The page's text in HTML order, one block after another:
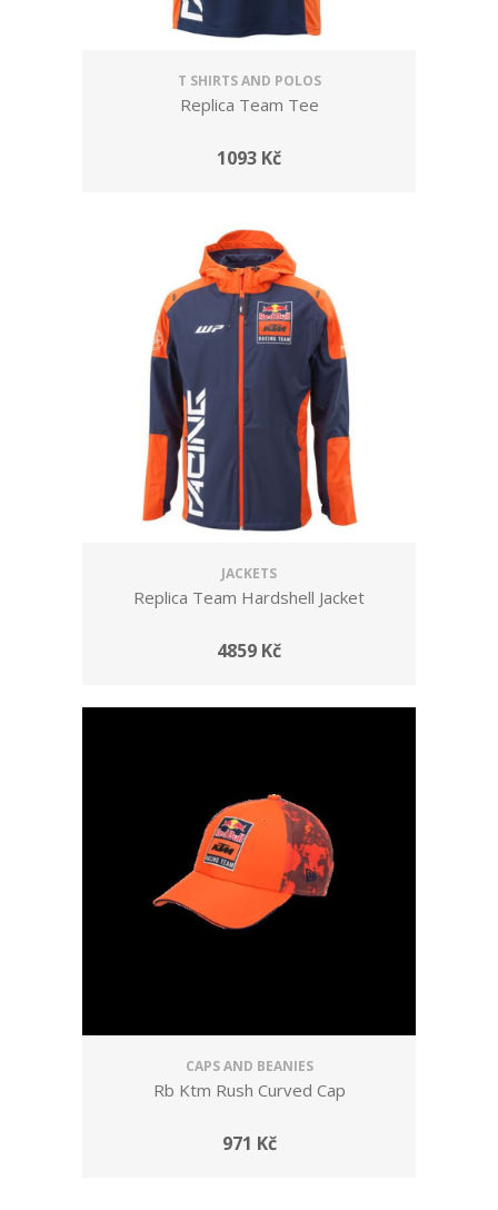
T SHIRTS AND POLOS
Replica Team Tee
1093 Kč
JACKETS
Replica Team Hardshell Jacket
4859 Kč
CAPS AND BEANIES
Rb Ktm Rush Curved Cap
971 Kč